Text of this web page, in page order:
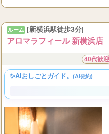
・全額日払...
ルーム [新横浜駅徒歩3分]
アロマラフィール 新横浜店
40代歓迎
✨AIおしごとガイド。 (AI要約)